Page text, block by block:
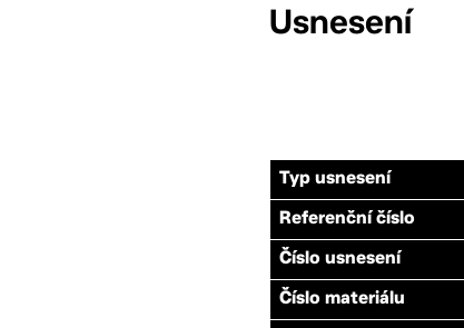
Usnesení
Typ usnesení
Referenční číslo
Číslo usnesení
Číslo materiálu